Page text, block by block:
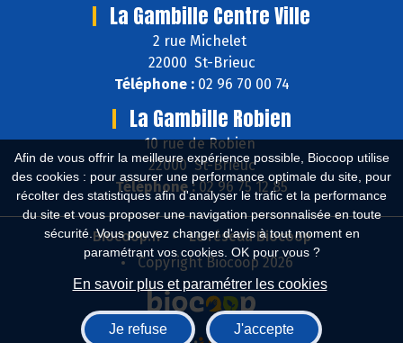
Afin de vous offrir la meilleure expérience possible, Biocoop utilise
des cookies : pour assurer une performance optimale du site, pour
récolter des statistiques afin d'analyser le trafic et la performance
du site et vous proposer une navigation personnalisée en toute
sécurité. Vous pouvez changer d'avis à tout moment en
paramétrant vos cookies. OK pour vous ?
En savoir plus et paramétrer les cookies
Je refuse J'accepte
La Gambille Centre Ville
2 rue Michelet
22000 St-Brieuc
Téléphone :02 96 70 00 74
La Gambille Robien
10 rue de Robien
22000 St-Brieuc
Téléphone :02 96 75 12 85
Biocoop.fr
Le réseau Biocoop
Copyright Biocoop 2026